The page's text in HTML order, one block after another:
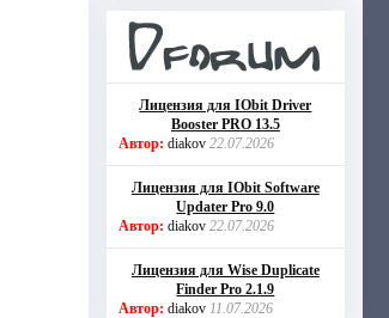
Лицензия для IObit Driver
Booster PRO 13.5
Автор: diakov 22.07.2026
Лицензия для IObit Software
Updater Pro 9.0
Автор: diakov 22.07.2026
Лицензия для Wise Duplicate
Finder Pro 2.1.9
Автор: diakov 11.07.2026